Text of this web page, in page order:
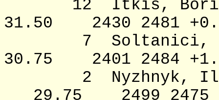
12 Itkis,
31.50 2430 2481
7
30.75 2401 2484
2
29.75 2499 2475